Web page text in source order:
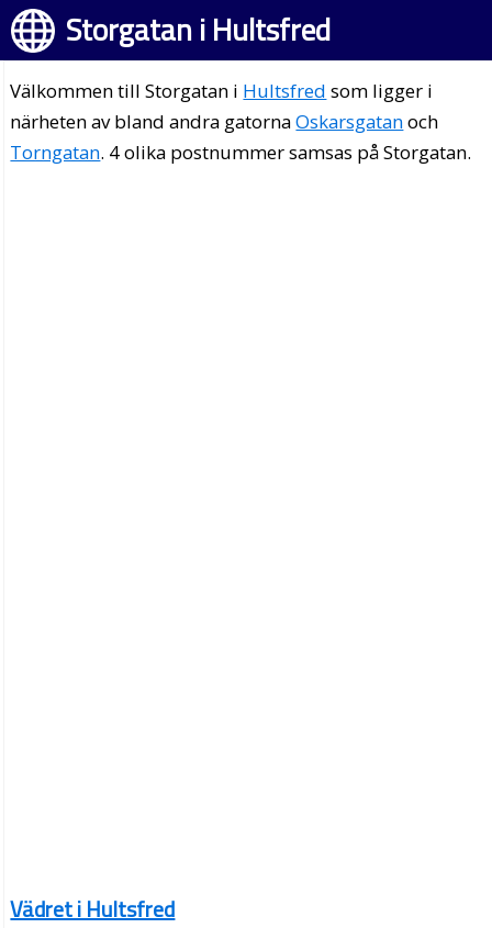
Storgatan i Hultsfred
Välkommen till Storgatan i Hultsfred som ligger i
närheten av bland andra gatornaOskarsgatanoch
Torngatan. 4 olika postnummer samsas på Storgatan.
Vädret i Hultsfred